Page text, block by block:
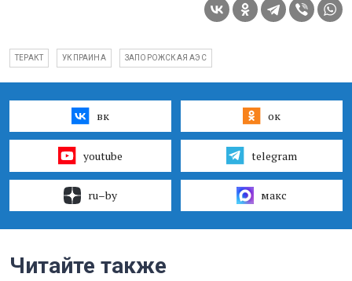
ТЕРАКТ УКПРАИНА ЗАПОРОЖСКАЯ АЭС
вк ок
youtube telegram
ru–by макс
Читайте также